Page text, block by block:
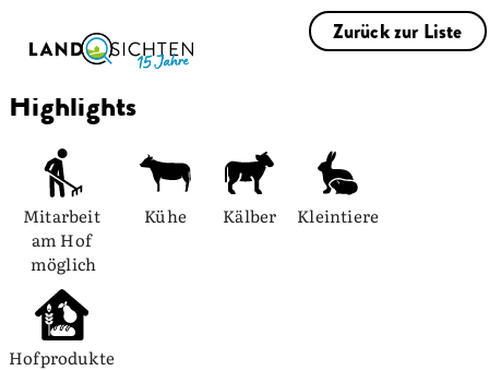
Zurück zur Liste
Highlights
Mitarbeit
am Hof
möglich
Kühe Kälber Kleintiere
Hofprodukte